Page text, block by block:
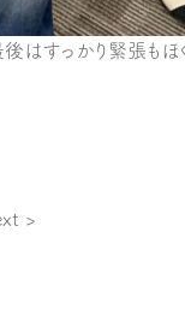
はすっかり緊張もほ
>